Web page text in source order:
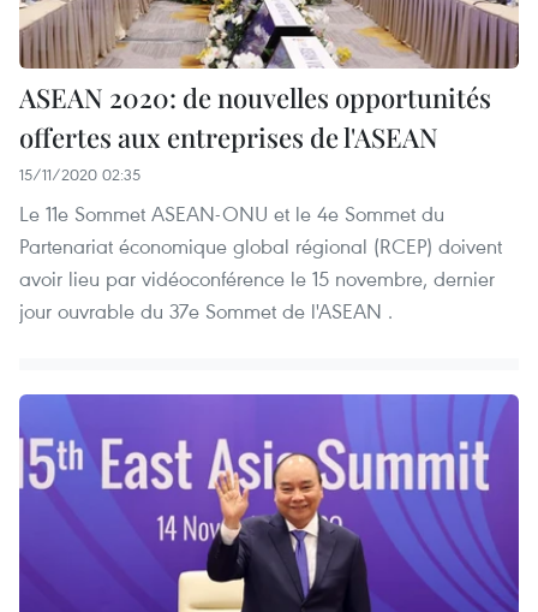
ASEAN 2020: de nouvelles opportunités
offertes aux entreprises de l'ASEAN
15/11/2020 02:35
Le 11e Sommet ASEAN-ONU et le 4e Sommet du
Partenariat économique global régional (RCEP) doivent
avoir lieu par vidéoconférence le 15 novembre, dernier
jour ouvrable du 37e Sommet de l'ASEAN .